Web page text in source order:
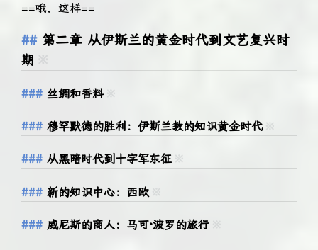
==哦，这样==
第二章 从伊斯兰的黄金时代到文艺复兴时
期
丝绸和香料
穆罕默德的胜利：伊斯兰教的知识黄金时代
从黑暗时代到十字军东征
新的知识中心：西欧
威尼斯的商人：马可·波罗的旅行